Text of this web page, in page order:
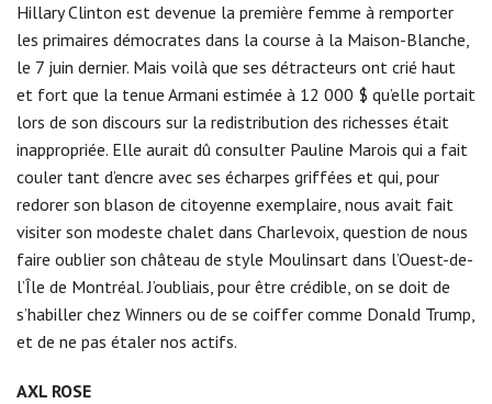
Hillary Clinton est devenue la première femme à remporter
les primaires démocrates dans la course à la Maison-Blanche,
le 7 juin dernier. Mais voilà que ses détracteurs ont crié haut
et fort que la tenue Armani estimée à 12 000 $ qu’elle portait
lors de son discours sur la redistribution des richesses était
inappropriée. Elle aurait dû consulter Pauline Marois qui a fait
couler tant d’encre avec ses écharpes griffées et qui, pour
redorer son blason de citoyenne exemplaire, nous avait fait
visiter son modeste chalet dans Charlevoix, question de nous
faire oublier son château de style Moulinsart dans l’Ouest-de-
l’Île de Montréal. J’oubliais, pour être crédible, on se doit de
s’habiller chez Winners ou de se coiffer comme Donald Trump,
et de ne pas étaler nos actifs.
AXL ROSE